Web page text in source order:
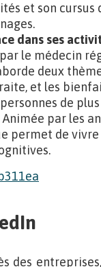
et son
dans ses
le médecin
deux
et les
de plus
Animée par les
permet de
entreprises,